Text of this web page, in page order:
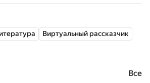
Виртуальный рассказчик
Все